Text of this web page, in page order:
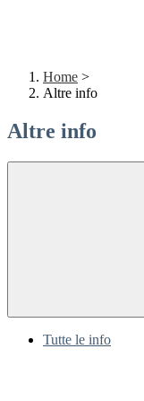
Home >
Altre info
Altre info
Tutte le info